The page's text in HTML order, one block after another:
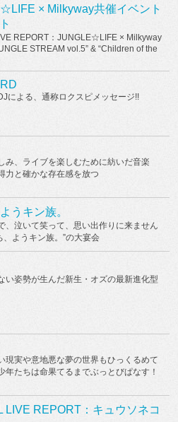
× Milkyway共催イベント
REPORT：JUNGLE☆LIFE × Milkyway
STREAM vol.5” & “Children of the
による、通称ロクスピメッセージ!!
み、ライブを楽しむために紡いだ音楽
力と確かな存在感を放つ
うキン族。
、泣いて笑って、思い出作りに来ません
ようキン族。”の大宴会
い姿勢が生んだ新生・オズの最新進化型
現実や意地悪な夢の世界もひっくるめて
年たちは命果てるまでぶっとびぱなす！
LIVE REPORT：キュウソネコ